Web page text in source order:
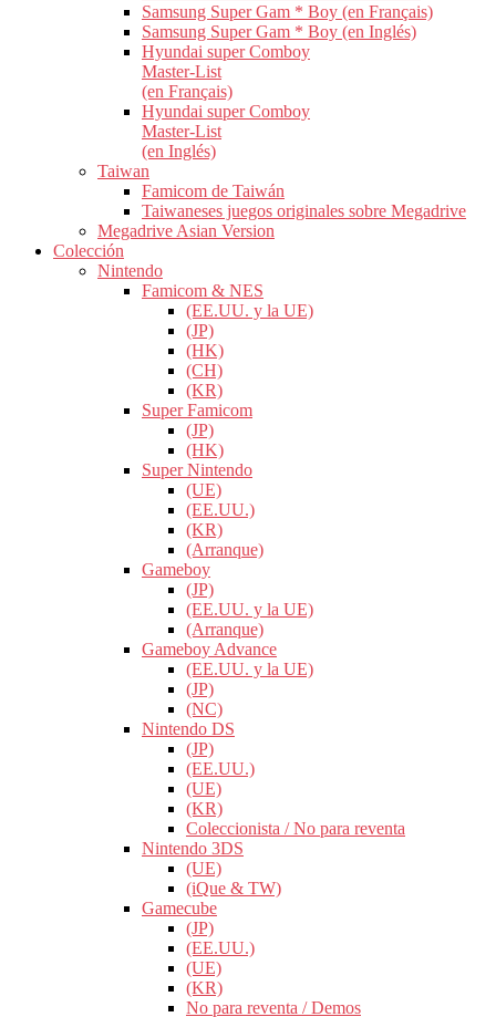
Samsung Super Gam * Boy (en Français)
Samsung Super Gam * Boy (en Inglés)
Hyundai super Comboy
Master-List
(en Français)
Hyundai super Comboy
Master-List
(en Inglés)
Taiwan
Famicom de Taiwán
Taiwaneses juegos originales sobre Megadrive
Megadrive Asian Version
Colección
Nintendo
Famicom & NES
(EE.UU. y la UE)
(JP)
(HK)
(CH)
(KR)
Super Famicom
(JP)
(HK)
Super Nintendo
(UE)
(EE.UU.)
(KR)
(Arranque)
Gameboy
(JP)
(EE.UU. y la UE)
(Arranque)
Gameboy Advance
(EE.UU. y la UE)
(JP)
(NC)
Nintendo DS
(JP)
(EE.UU.)
(UE)
(KR)
Coleccionista / No para reventa
Nintendo 3DS
(UE)
(iQue & TW)
Gamecube
(JP)
(EE.UU.)
(UE)
(KR)
No para reventa / Demos